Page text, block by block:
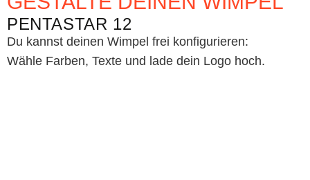
PENTASTAR 12
Du kannst deinen Wimpel frei konfigurieren:
Wähle Farben, Texte und lade dein Logo hoch.